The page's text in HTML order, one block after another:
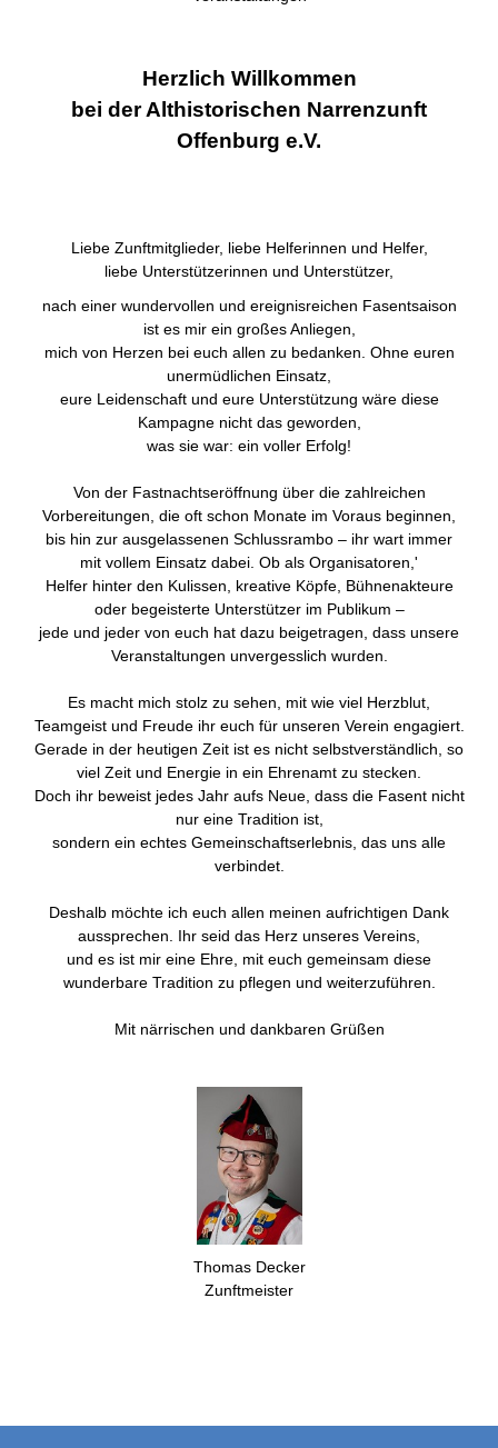
Herzlich Willkommen
bei der Althistorischen Narrenzunft
Offenburg e.V.
Liebe Zunftmitglieder, liebe Helferinnen und Helfer,
liebe Unterstützerinnen und Unterstützer,
nach einer wundervollen und ereignisreichen Fasentsaison
ist es mir ein großes Anliegen,
mich von Herzen bei euch allen zu bedanken. Ohne euren
unermüdlichen Einsatz,
eure Leidenschaft und eure Unterstützung wäre diese
Kampagne nicht das geworden,
was sie war: ein voller Erfolg!
Von der Fastnachtseröffnung über die zahlreichen
Vorbereitungen, die oft schon Monate im Voraus beginnen,
bis hin zur ausgelassenen Schlussrambo – ihr wart immer
mit vollem Einsatz dabei. Ob als Organisatoren,'
Helfer hinter den Kulissen, kreative Köpfe, Bühnenakteure
oder begeisterte Unterstützer im Publikum –
jede und jeder von euch hat dazu beigetragen, dass unsere
Veranstaltungen unvergesslich wurden.
Es macht mich stolz zu sehen, mit wie viel Herzblut,
Teamgeist und Freude ihr euch für unseren Verein engagiert.
Gerade in der heutigen Zeit ist es nicht selbstverständlich, so
viel Zeit und Energie in ein Ehrenamt zu stecken.
Doch ihr beweist jedes Jahr aufs Neue, dass die Fasent nicht
nur eine Tradition ist,
sondern ein echtes Gemeinschaftserlebnis, das uns alle
verbindet.
Deshalb möchte ich euch allen meinen aufrichtigen Dank
aussprechen. Ihr seid das Herz unseres Vereins,
und es ist mir eine Ehre, mit euch gemeinsam diese
wunderbare Tradition zu pflegen und weiterzuführen.
Mit närrischen und dankbaren Grüßen
Thomas Decker
Zunftmeister